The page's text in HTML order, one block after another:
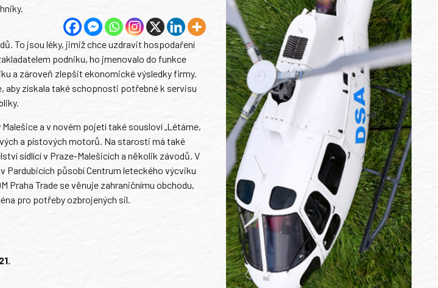
To jsou léky, jimiž chce uzdravit hospodaření
podniku, ho jmenovalo do funkce
a zároveň zlepšit ekonomické výsledky firmy.
aby získala také schopnosti potřebné k servisu
a v novém pojetí také sousloví „Létáme,
a pístových motorů. Na starosti má také
sídlící v Praze-Malešicích a několik závodů. V
Pardubicích působí Centrum leteckého výcviku
Praha Trade se věnuje zahraničnímu obchodu,
pro potřeby ozbrojených sil.